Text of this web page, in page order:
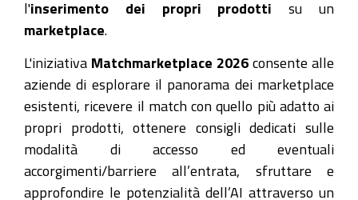
l'inserimento dei propri prodotti su un
marketplace
L'iniziativa Matchmarketplace 2026 consente alle
aziende di esplorare il panorama dei marketplace
esistenti, ricevere il match con quello più adatto ai
propri prodotti, ottenere consigli dedicati sulle
modalità di accesso ed eventuali
accorgimenti/barriere all’entrata, sfruttare e
approfondire le potenzialità dell’AI attraverso un